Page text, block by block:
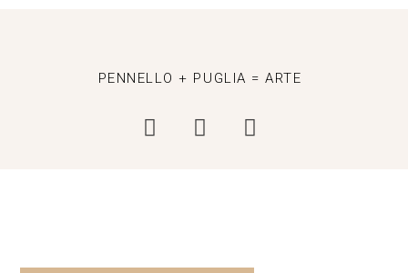
PENNELLO + PUGLIA = ARTE